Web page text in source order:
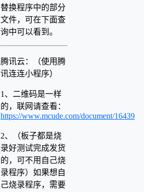
替换程序中的部分
文件，可在下面查
询中可以看到。
腾讯云：（使用腾
讯连连小程序）
1、二维码是一样
的，联网请查看：
https://www.mcude.com/document/16439
2、（板子都是烧
录好测试完成发货
的，可不用自己烧
录程序）如果想自
己烧录程序，需要